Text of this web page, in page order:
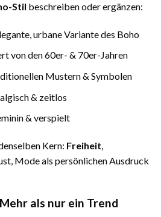
Stil beschreiben oder ergänzen:
urbane Variante des Boho
von den 60er- & 70er-Jahren
Mustern & Symbolen
& zeitlos
& verspielt
Kern: Freiheit,
Mode als persönlichen Ausdruck
als nur ein Trend